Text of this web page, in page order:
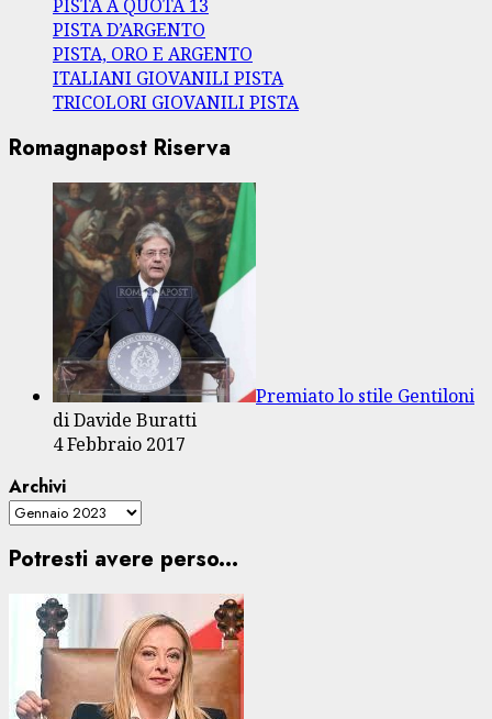
PISTA A QUOTA 13
PISTA D’ARGENTO
PISTA, ORO E ARGENTO
ITALIANI GIOVANILI PISTA
TRICOLORI GIOVANILI PISTA
Romagnapost Riserva
Premiato lo stile Gentiloni
di Davide Buratti
4 Febbraio 2017
Archivi
Potresti avere perso...